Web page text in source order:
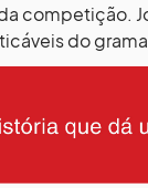
competição.
do